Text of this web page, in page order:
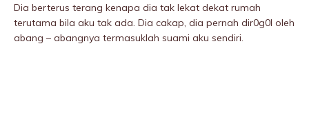
Dia berterus terang kenapa dia tak lekat dekat rumah
terutama bila aku tak ada. Dia cakap, dia pernah dir0g0I oleh
abang – abangnya termasuklah suami aku sendiri.